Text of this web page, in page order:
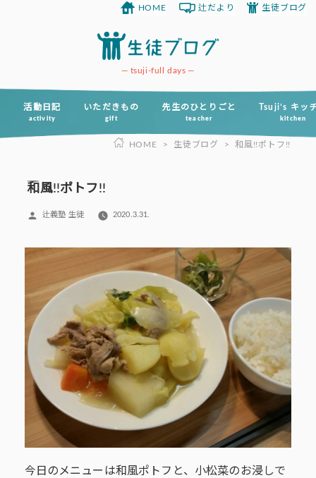
ツ
tsuji-full days
活動日記
activity
いただきもの
gift
先生のひとりごと
teacher
Tsuji’s キッ
kitchen
HOME 辻だより 生徒ブログ
HOME > 生徒ブログ > 和風!!ポトフ!!
和風!!ポトフ!!
投
辻義塾 生徒 2020.3.31.
今日のメニューは和風ポトフと、小松菜のお浸しで